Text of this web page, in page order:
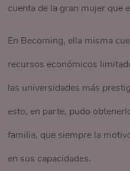
cuenta de la gran mujer que
En Becoming, ella misma
recursos económicos
las universidades más
esto, en parte, pudo
familia, que siempre la
en sus capacidades.
Por último, Dani nos deja
perderte este libro!!